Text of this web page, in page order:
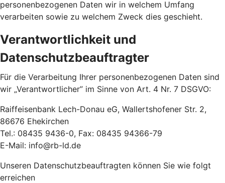
personenbezogenen Daten wir in welchem Umfang
verarbeiten sowie zu welchem Zweck dies geschieht.
Verantwortlichkeit und
Datenschutzbeauftragter
Für die Verarbeitung Ihrer personenbezogenen Daten sind
wir „Verantwortlicher” im Sinne von Art. 4 Nr. 7 DSGVO:
Raiffeisenbank Lech-Donau eG, Wallertshofener Str. 2,
86676 Ehekirchen
Tel.: 08435 9436-0, Fax: 08435 94366-79
E-Mail: info@rb-ld.de
Unseren Datenschutzbeauftragten können Sie wie folgt
erreichen